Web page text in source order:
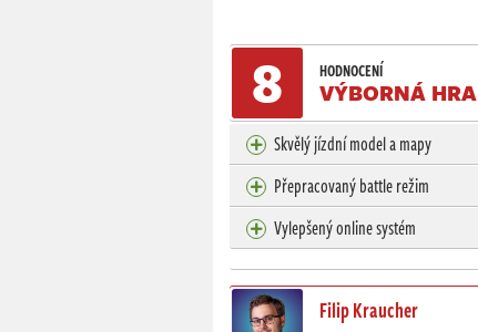
8 HODNOCENÍ
VÝBORNÁ HRA
Skvělý jízdní model a mapy
Přepracovaný battle režim
Vylepšený online systém
Filip Kraucher